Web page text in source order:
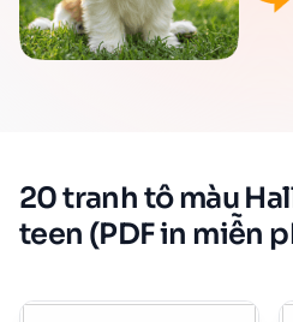
20 tranh tô màu
teen (PDF in miễn